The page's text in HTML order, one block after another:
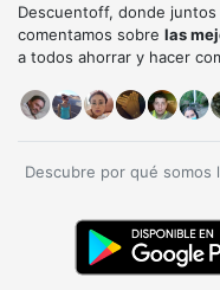
Descuentoff, donde
comentamos sobre las
a todos ahorrar y hacer
Descubre por qué somos